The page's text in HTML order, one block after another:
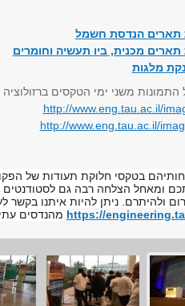
תארים הנדסת חשמל
מכנית, ביו תעשיה וחומרים
מלגות
התמונות משני ימי הטקסים
http://www.eng.tau.ac.il/
http://www.eng.tau.ac.il/
ומאחל הצלחה רבה גם
ולהיתרם. ניתן להיות איתנו בקשר
https:// מהנדסים